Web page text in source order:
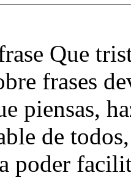
Que
frases
piensas,
de
poder